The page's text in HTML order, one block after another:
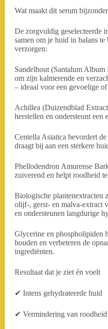
Wat maakt dit serum
De zorgvuldig geselecteerde
samen om je huid in balans te
verzorgen:
Sandelhout (Santalum Album
om zijn kalmerende en
– ideaal voor een gevoelige
Achillea (Duizendblad
herstellen en ondersteunt een
Centella Asiatica bevordert
draagt bij aan een sterkere
Phellodendron Amurense
zuiverend en helpt roodheid
Biologische plantenextracten
olijf-, gerst- en malva-extract
en ondersteunen langdurige
Glycerine en phospholipiden
houden en verbeteren de
ingrediënten.
Resultaat dat je ziet én voelt
✔ Intens gehydrateerde huid
✔ Vermindering van roodheid